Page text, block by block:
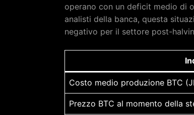
operano con un deficit medio di
analisti della banca, questa
negativo per il settore post-
Costo medio produzione BTC
Prezzo BTC al momento della